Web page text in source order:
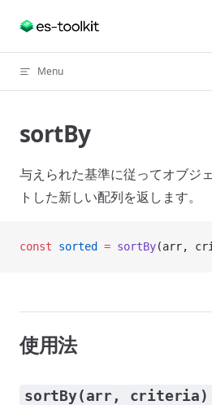
Skip to content
Menu
sortBy
与えられた基準に従ってオブジ
トした新しい配列を返します。
const sorted = sortBy(arr,
使用法
sortBy(arr, criteria)